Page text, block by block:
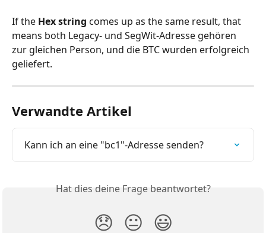
If the Hex string comes up as the same result, that
means both Legacy- und SegWit-Adresse gehören
zur gleichen Person, und die BTC wurden erfolgreich
geliefert.
Verwandte Artikel
Kann ich an eine "bc1"-Adresse senden?
Hat dies deine Frage beantwortet?
😞 😐 😃